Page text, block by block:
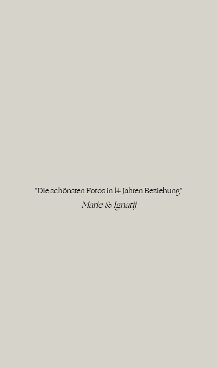
"Die schönsten Fotos in 14 Jahren Beziehung"
Marie & Ignatij